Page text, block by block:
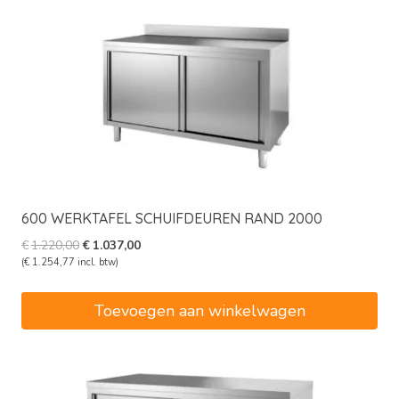
600 WERKTAFEL SCHUIFDEUREN RAND 2000
€1.220,00Oorspronkelijke
prijs
€1.220,00.
€ 1.037,00Huidige
(€ 1.254,77 incl. btw)
Toevoegen aan winkelwagen